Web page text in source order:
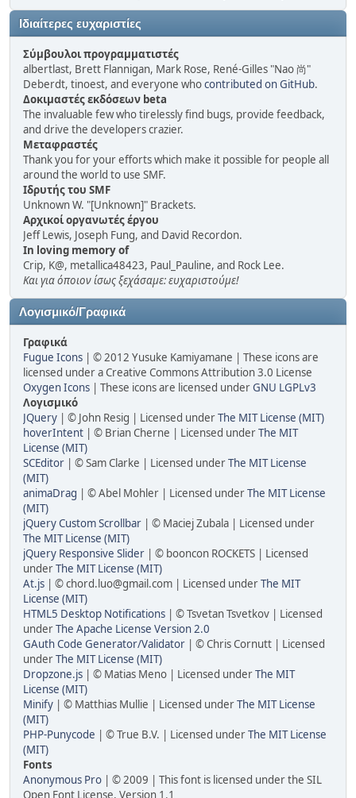
Ιδιαίτερες ευχαριστίες
Σύμβουλοι προγραμματιστές
albertlast, Brett Flannigan, Mark Rose, René-Gilles "Nao 尚"
Deberdt, tinoest, and everyone whocontributed on GitHub.
Δοκιμαστές εκδόσεων beta
The invaluable few who tirelessly find bugs, provide feedback,
and drive the developers crazier.
Μεταφραστές
Thank you for your efforts which make it possible for people all
around the world to use SMF.
Ιδρυτής του SMF
Unknown W. "[Unknown]" Brackets.
Αρχικοί οργανωτές έργου
Jeff Lewis, Joseph Fung, and David Recordon.
In loving memory of
Crip, K@, metallica48423, Paul_Pauline, and Rock Lee.
Και για όποιον ίσως ξεχάσαμε: ευχαριστούμε!
Λογισμικό/Γραφικά
Γραφικά
Fugue Icons | © 2012 Yusuke Kamiyamane | These icons are
licensed under a Creative Commons Attribution 3.0 License
Oxygen Icons | These icons are licensed underGNU LGPLv3
Λογισμικό
JQuery | © John Resig | Licensed underThe MIT License (MIT)
hoverIntent | © Brian Cherne | Licensed underThe MIT
License (MIT)
SCEditor | © Sam Clarke | Licensed underThe MIT License
(MIT)
animaDrag | © Abel Mohler | Licensed underThe MIT License
(MIT)
jQuery Custom Scrollbar | © Maciej Zubala | Licensed under
The MIT License (MIT)
jQuery Responsive Slider | © booncon ROCKETS | Licensed
underThe MIT License (MIT)
At.js | © chord.luo@gmail.com | Licensed underThe MIT
License (MIT)
HTML5 Desktop Notifications | © Tsvetan Tsvetkov | Licensed
underThe Apache License Version 2.0
GAuth Code Generator/Validator | © Chris Cornutt | Licensed
underThe MIT License (MIT)
Dropzone.js | © Matias Meno | Licensed underThe MIT
License (MIT)
Minify | © Matthias Mullie | Licensed underThe MIT License
(MIT)
PHP-Punycode | © True B.V. | Licensed underThe MIT License
(MIT)
Fonts
Anonymous Pro | © 2009 | This font is licensed under the SIL
Open Font License, Version 1.1